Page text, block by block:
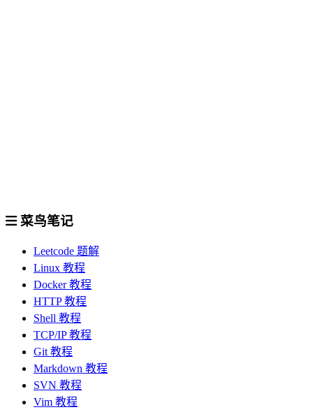
菜鸟笔记
Leetcode 题解
Linux 教程
Docker 教程
HTTP 教程
Shell 教程
TCP/IP 教程
Git 教程
Markdown 教程
SVN 教程
Vim 教程